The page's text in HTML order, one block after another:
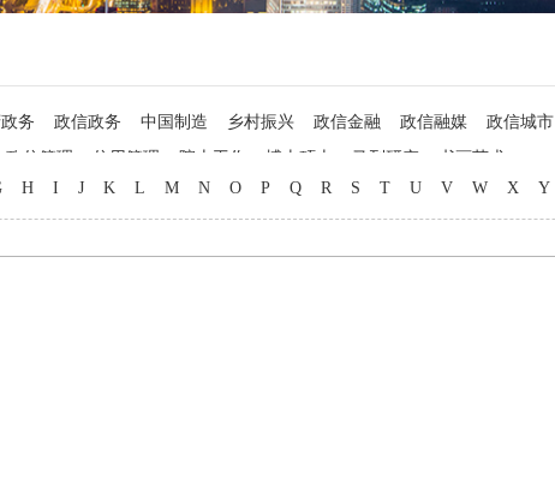
务 政信政务 中国制造 乡村振兴 政信金融 政信融媒 政信城市
政信管理 信用管理 院士工作 博士硕士 马列研究
书画艺术
H I J K L M N O P Q R S T U V W X Y